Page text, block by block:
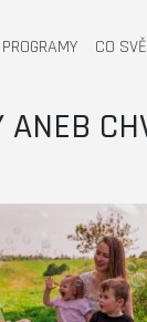
CO